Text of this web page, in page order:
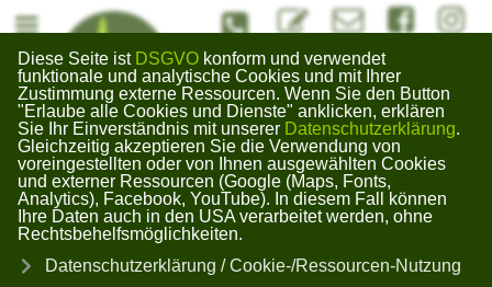
Diese Seite ist DSGVO konform und verwendet
funktionale und analytische Cookies und mit Ihrer
Zustimmung externe Ressourcen. Wenn Sie den Button
"Erlaube alle Cookies und Dienste" anklicken, erklären
Sie Ihr Einverständnis mit unserer Datenschutzerklärung.
Gleichzeitig akzeptieren Sie die Verwendung von
voreingestellten oder von Ihnen ausgewählten Cookies
und externer Ressourcen (Google (Maps, Fonts,
Analytics), Facebook, YouTube). In diesem Fall können
Ihre Daten auch in den USA verarbeitet werden, ohne
Rechtsbehelfsmöglichkeiten.
Datenschutzerklärung / Cookie-/Ressourcen-Nutzung
Bildungswerk
Gera Kaimberg
#Kontaktformuarinfo@bildungswerk-
Die Ausbildung
×